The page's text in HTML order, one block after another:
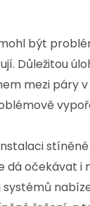
být
Důležitou
mezi páry
stíněné
dá očekávat
systémů